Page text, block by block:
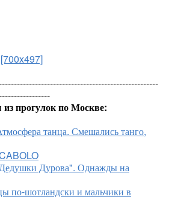
[700x497]
прогулок по Москве:
танца. Смешались танго,
Дедушки Дурова". Однажды на
по-шотландски и мальчики в